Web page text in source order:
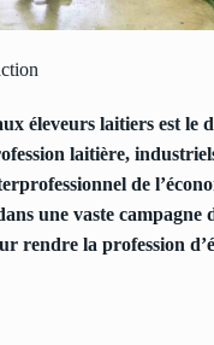
éleveurs laitiers est le
laitière,
de
une vaste campagne
rendre la profession